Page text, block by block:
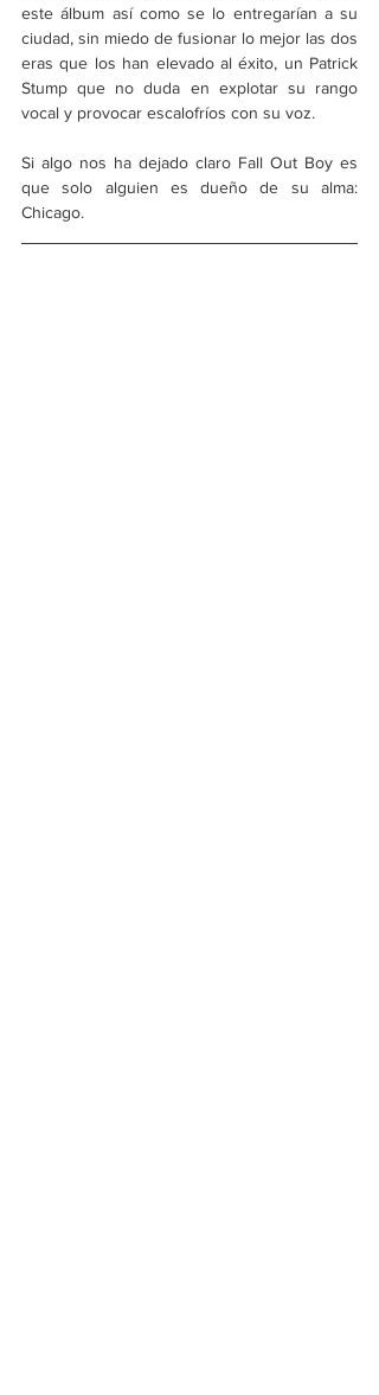
este álbum así como se lo entregarían a su
ciudad, sin miedo de fusionar lo mejor las dos
eras que los han elevado al éxito, un Patrick
Stump que no duda en explotar su rango
vocal y provocar escalofríos con su voz.
Si algo nos ha dejado claro Fall Out Boy es
que solo alguien es dueño de su alma:
Chicago.